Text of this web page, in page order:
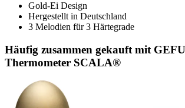
Gold-Ei Design
Hergestellt in Deutschland
3 Melodien für 3 Härtegrade
Häufig zusammen gekauft mit
Thermometer SCALA®